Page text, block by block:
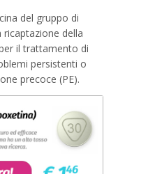
del gruppo di
della
il trattamento di
persistenti o
precoce (PE).